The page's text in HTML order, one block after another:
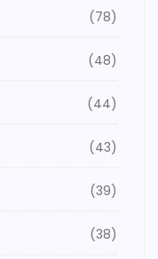
(78)
(48)
(44)
(43)
(39)
(38)